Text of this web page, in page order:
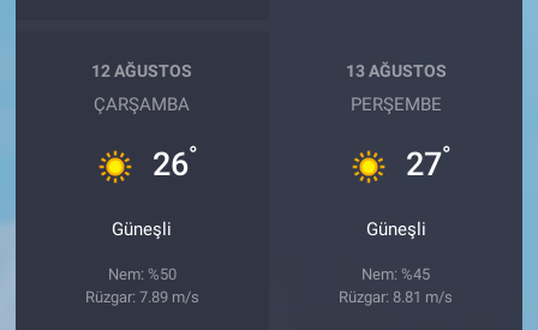
12 AĞUSTOS
ÇARŞAMBA
26°
Güneşli
Nem: %50
Rüzgar: 7.89 m/s
13 AĞUSTOS
PERŞEMBE
27°
Güneşli
Nem: %45
Rüzgar: 8.81 m/s